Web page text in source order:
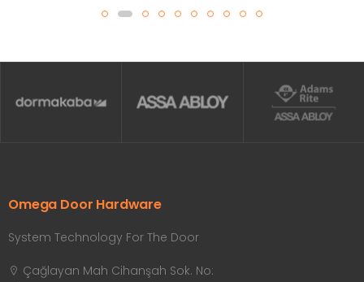
Omega Door Hardware
System Technology For The Door
Çağlayan Mah Cihanşah Sok. No: